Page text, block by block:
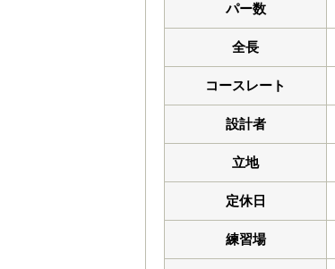
パー数
全長
コースレート
設計者
立地
定休日
練習場